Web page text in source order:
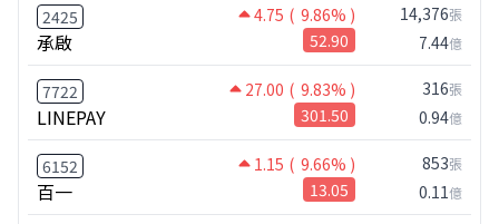
2425 4.75 ( 9.86% )
承啟 52.90
14,376張
7.44億
7722 27.00 ( 9.83% )
LINEPAY 301.50
316張
0.94億
6152 1.15 ( 9.66% )
百一 13.05
853張
0.11億